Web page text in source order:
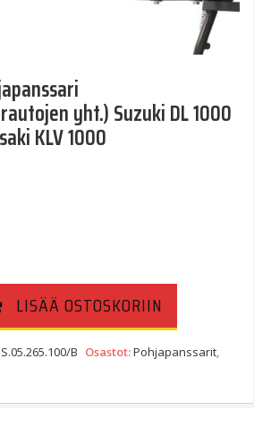
yht.) Suzuki DL 1000
KLV 1000
LISÄÄ OSTOSKORIIN
B Osastot:Pohjapanssarit,